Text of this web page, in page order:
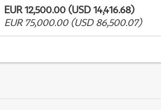
EUR 12,500.00 (USD 14,416.68)
EUR 75,000.00 (USD 86,500.07)